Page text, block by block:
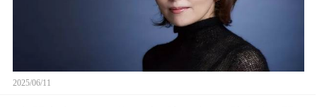
2025/06/11